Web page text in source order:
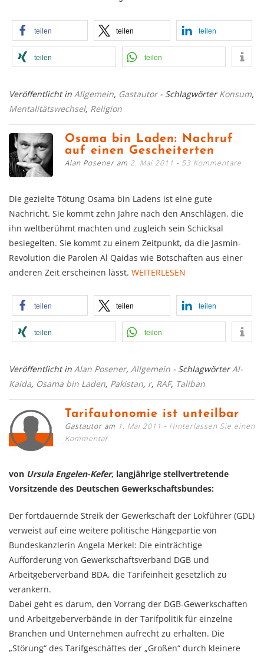
teilen teilen teilen
teilen teilen
Veröffentlicht in Allgemein, Gastautor - SchlagwörterKonsum,
Mentalitätswechsel, Religion
Osama bin Laden: Nachruf
auf einen Gescheiterten
Alan Posener am 2. Mai 2011 53 Kommentare
Die gezielte Tötung Osama bin Ladens ist eine gute
Nachricht. Sie kommt zehn Jahre nach den Anschlägen, die
ihn weltberühmt machten und zugleich sein Schicksal
besiegelten. Sie kommt zu einem Zeitpunkt, da die Jasmin-
Revolution die Parolen Al Qaidas wie Botschaften aus einer
anderen Zeit erscheinen lässt. WEITERLESEN
teilen teilen teilen
teilen teilen
Veröffentlicht in Alan Posener, Allgemein - SchlagwörterAl-
Kaida, Osama bin Laden, Pakistan, r, RAF, Taliban
Tarifautonomie ist unteilbar
Gastautor am 1. Mai 2011
Hinterlassen Sie einen
Kommentar
von Ursula Engelen-Kefer, langjährige stellvertretende
Vorsitzende des Deutschen Gewerkschaftsbundes:
Der fortdauernde Streik der Gewerkschaft der Lokführer (GDL)
verweist auf eine weitere politische Hängepartie von
Bundeskanzlerin Angela Merkel: Die einträchtige
Aufforderung von Gewerkschaftsverband DGB und
Arbeitgeberverband BDA, die Tarifeinheit gesetzlich zu
verankern.
Dabei geht es darum, den Vorrang der DGB-Gewerkschaften
und Arbeitgeberverbände in der Tarifpolitik für einzelne
Branchen und Unternehmen aufrecht zu erhalten. Die
„Störung“ des Tarifgeschäftes der „Großen“ durch kleinere